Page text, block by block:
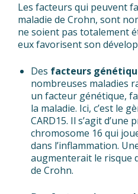
Les facteurs qui peuvent
maladie de Crohn, sont
ne soient pas totalement
eux favorisent son
Des facteurs
nombreuses maladies
un facteur génétique,
la maladie. Ici, c’est le
CARD15. Il s’agit
chromosome 16 qui
dans l’inflammation.
augmenterait le risque
de Crohn.